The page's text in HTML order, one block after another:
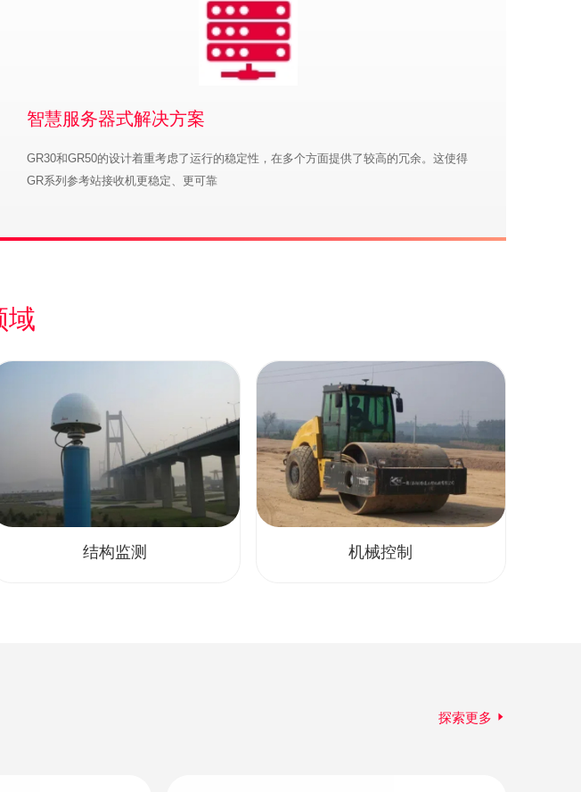
智慧服务器式解决方案
GR30和GR50的设计着重考虑了运行的稳定性，在多个方面提供了较高的冗余。这使得
GR系列参考站接收机更稳定、更可靠
域
结构监测 机械控制
探索更多